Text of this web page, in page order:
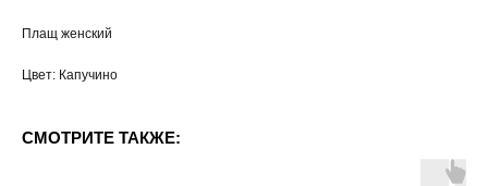
Плащ женский
Цвет: Капучино
СМОТРИТЕ ТАКЖЕ: